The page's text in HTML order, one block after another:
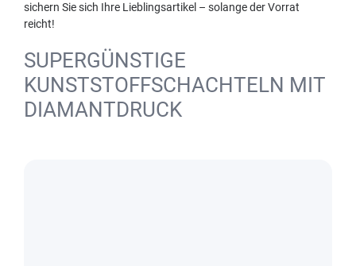
sichern Sie sich Ihre Lieblingsartikel – solange der Vorrat
reicht!
SUPERGÜNSTIGE
KUNSTSTOFFSCHACHTELN MIT
DIAMANTDRUCK